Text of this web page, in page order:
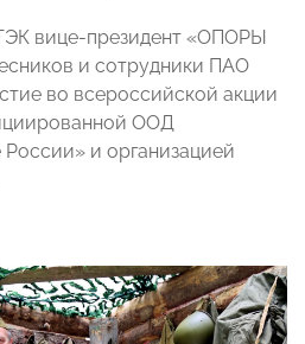
вице-президент «ОПОРЫ
и сотрудники ПАО
во всероссийской акции
ООД
и организацией